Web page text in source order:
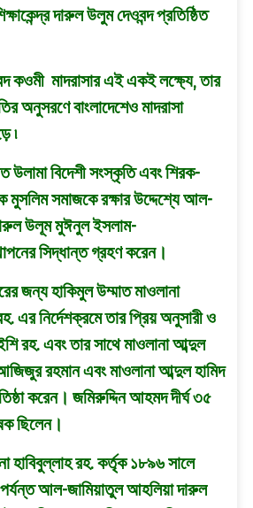
দারুল উলুম দেওবন্দ প্রতিষ্ঠিত
কওমী মাদরাসার এই একই লক্ষ্যে, তার
অনুসরণে বাংলাদেশেও মাদরাসা
৷
উলামা বিদেশী সংস্কৃতি এবং শিরক-
সমাজকে রক্ষার উদ্দেশ্যে আল-
উলূম মুঈনুল ইসলাম-
পনের সিদ্ধান্ত গ্রহণ করেন।
জন্য হাকিমুল উম্মাত মাওলানা
এর নির্দেশক্রমে তার প্রিয় অনুসারী ও
রহ. এবং তার সাথে মাওলানা আব্দুল
আজিজুর রহমান এবং মাওলানা আব্দুল হামিদ
করেন। জমিরুদ্দিন আহমদ দীর্ঘ ৩৫
ছিলেন।
হাবিবুল্লাহ রহ. কর্তৃক ১৮৯৬ সালে
পর্যন্ত আল-জামিয়াতুল আহলিয়া দারুল